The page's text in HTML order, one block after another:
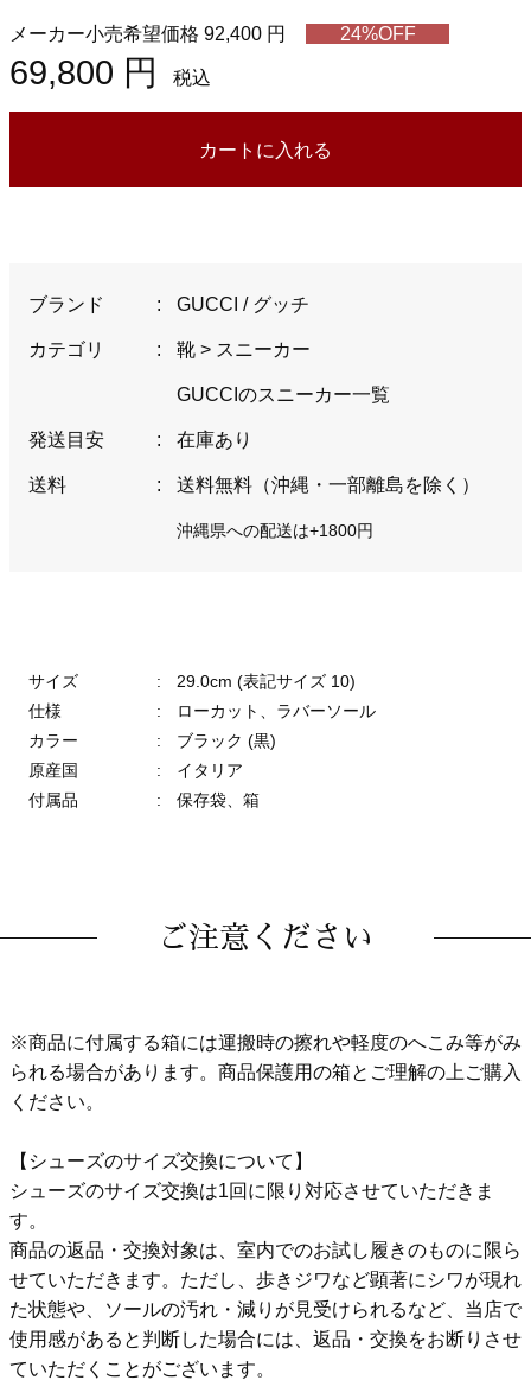
メーカー小売希望価格 92,400 円 24%OFF
69,800 円 税込
カートに入れる
ブランド : GUCCI / グッチ
カテゴリ : 靴> スニーカー
GUCCIのスニーカー一覧
発送目安 : 在庫あり
送料 : 送料無料（沖縄・一部離島を除く）
沖縄県への配送は+1800円
サイズ :
29.0cm (表記サイズ 10)
仕様
:
ローカット、ラバーソール
カラー
:
ブラック (黒)
原産国
:
イタリア
付属品
: 保存袋、箱
ご注意ください
※商品に付属する箱には運搬時の擦れや軽度のへこみ等がみ
られる場合があります。商品保護用の箱とご理解の上ご購入
ください。
【シューズのサイズ交換について】
シューズのサイズ交換は1回に限り対応させていただきま
す。
商品の返品・交換対象は、室内でのお試し履きのものに限ら
せていただきます。ただし、歩きジワなど顕著にシワが現れ
た状態や、ソールの汚れ・減りが見受けられるなど、当店で
使用感があると判断した場合には、返品・交換をお断りさせ
ていただくことがございます。